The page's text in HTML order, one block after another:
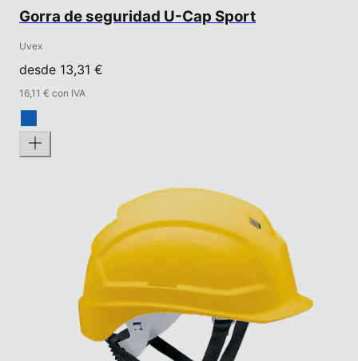
Gorra de seguridad U-Cap Sport
Uvex
desde 13,31 €
16,11 € con IVA